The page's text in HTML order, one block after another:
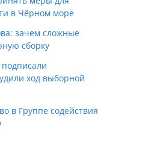
в Чёрном море
зачем сложные
сборку
подписали
ход выборной
в Группе содействия